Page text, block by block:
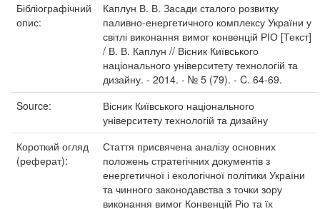
Бібліографічний
опис:
Каплун В. В. Засади сталого розвитку
паливно-енергетичного комплексу України у
світлі виконання вимог конвенцій РІО [Текст]
/ В. В. Каплун // Вісник Київського
національного університету технологій та
дизайну. - 2014. - № 5 (79). - C. 64-69.
Source:
Вісник Київського національного
університету технологій та дизайну
Короткий огляд
(реферат):
Стаття присвячена аналізу основних
положень стратегічних документів з
енергетичної і екологічної політики України
та чинного законодавства з точки зору
виконання вимог Конвенцій Ріо та їх